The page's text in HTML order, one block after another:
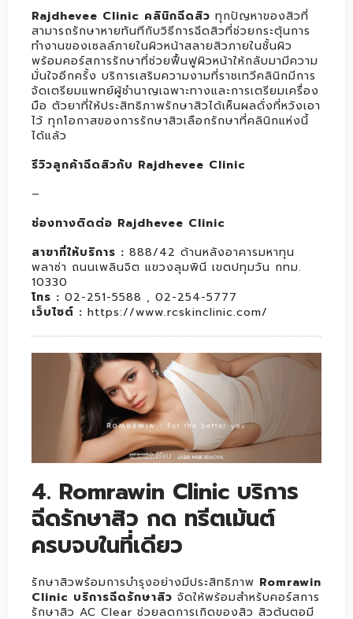
Rajdhevee Clinic คลินิกฉีดสิว ทุกปัญหาของสิวที่
สามารถรักษาหายทันทีกับวิธีการฉีดสิวที่ช่วยกระตุ้นการ
ทำงานของเซลล์ภายในผิวหน้าสลายสิวภายในชั้นผิว
พร้อมคอร์สการรักษาที่ช่วยฟื้นฟูผิวหน้าให้กลับมามีความ
มั่นใจอีกครั้ง บริการเสริมความงามที่ราชเทวีคลินิกมีการ
จัดเตรียมแพทย์ผู้ชำนาญเฉพาะทางและการเตรียมเครื่อง
มือ ตัวยาที่ให้ประสิทธิภาพรักษาสิวได้เห็นผลดั่งที่หวังเอา
ไว้ ทุกโอกาสของการรักษาสิวเลือกรักษาที่คลินิกแห่งนี้
ได้แล้ว
รีวิวลูกค้าฉีดสิวกับ Rajdhevee Clinic
–
ช่องทางติดต่อ Rajdhevee Clinic
สาขาที่ให้บริการ : 888/42 ด้านหลังอาคารมหาทุน
พลาซ่า ถนนเพลินจิต แขวงลุมพินี เขตปทุมวัน กทม.
10330
โทร : 02-251-5588 , 02-254-5777
เว็บไซต์ : https://www.rcskinclinic.com/
4. Romrawin Clinic บริการ
ฉีดรักษาสิว กด ทรีตเม้นต์
ครบจบในที่เดียว
รักษาสิวพร้อมการบำรุงอย่างมีประสิทธิภาพ Romrawin
Clinic บริการฉีดรักษาสิว จัดให้พร้อมสำหรับคอร์สการ
รักษาสิว AC Clear ช่วยลดการเกิดของสิว สิวต้นตอมี